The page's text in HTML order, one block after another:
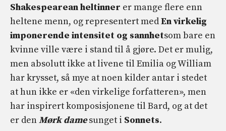
Shakespearean heltinner er mange flere enn
heltene menn, og representert medEn virkelig
imponerende intensitet og sannhetsom bare en
kvinne ville være i stand til å gjøre. Det er mulig,
men absolutt ikke at livene til Emilia og William
har krysset, så mye at noen kilder antar i stedet
at hun ikke er «den virkelige forfatteren», men
har inspirert komposisjonene til Bard, og at det
er denMørk dame sunget i Sonnets.